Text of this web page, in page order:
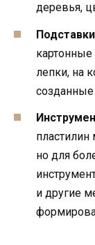
деревья,
лепки, на
но для
и другие